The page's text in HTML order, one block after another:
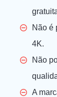
Não é
4K.
Não
A